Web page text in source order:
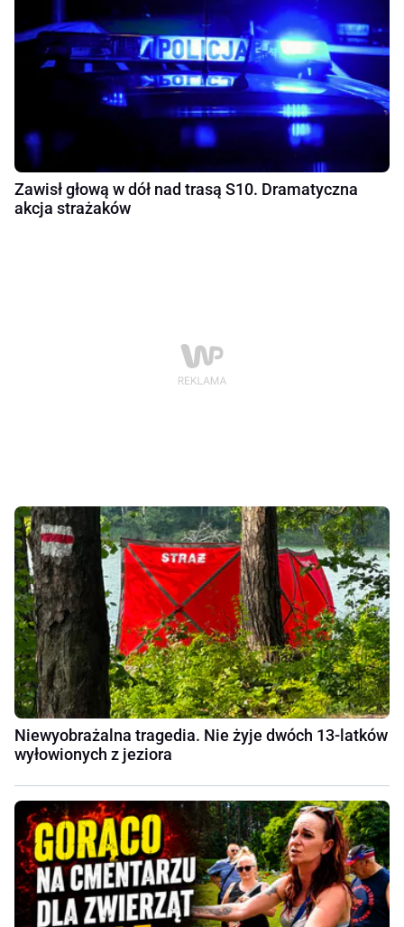
Zawisł głową w dół nad trasą S10. Dramatyczna
akcja strażaków
Niewyobrażalna tragedia. Nie żyje dwóch 13-latków
wyłowionych z jeziora